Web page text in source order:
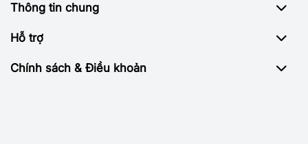
Thông tin chung
Hỗ trợ
Chính sách & Điều khoản